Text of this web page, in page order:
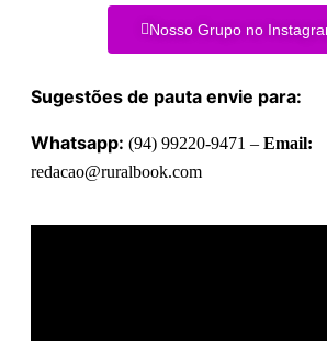
Nosso Grupo no
Sugestões de pauta envie para:
Whatsapp: (94) 99220-9471 – Email:
redacao@ruralbook.com